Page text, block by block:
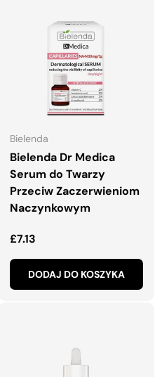
Bielenda
Bielenda Dr Medica
Serum do Twarzy
Przeciw Zaczerwieniom
Naczynkowym
Normalna cena
£7.13
DODAJ DO KOSZYKA